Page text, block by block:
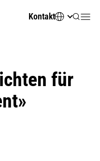
Kontakt
für